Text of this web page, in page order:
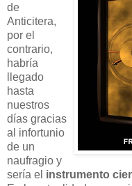
de
Anticitera,
por el
contrario,
habría
llegado
hasta
nuestros
días gracias
al infortunio
de un
naufragio y
sería el instrumento